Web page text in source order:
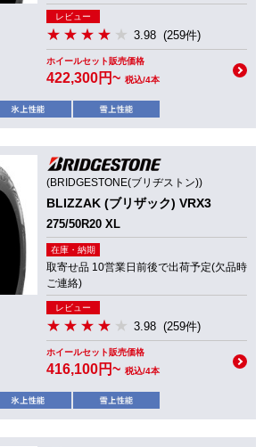
レビュー
3.98 (259件)
ホイールセット販売価格
422,300円~ 税込/4本
(BRIDGESTONE(ブリヂストン))
BLIZZAK (ブリザック) VRX3
275/50R20 XL
在庫・納期
取寄せ品 10営業日前後で出荷予定(欠品時
ご連絡)
レビュー
3.98 (259件)
ホイールセット販売価格
416,100円~ 税込/4本